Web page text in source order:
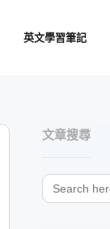
英文學習筆記
文章搜尋
Search
for: